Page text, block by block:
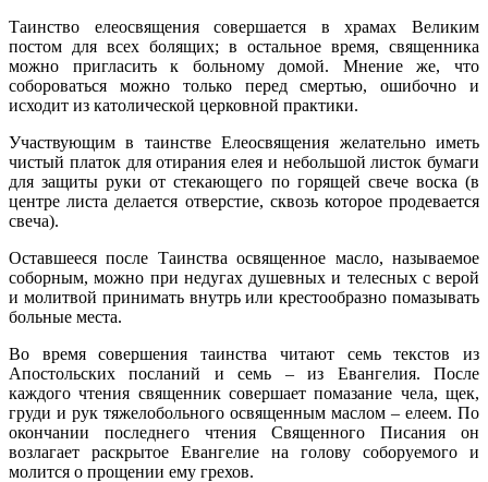
Таинство елеосвящения совершается в храмах Великим
постом для всех болящих; в остальное время, священника
можно пригласить к больному домой. Мнение же, что
собороваться можно только перед смертью, ошибочно и
исходит из католической церковной практики.
Участвующим в таинстве Елеосвящения желательно иметь
чистый платок для отирания елея и небольшой листок бумаги
для защиты руки от стекающего по горящей свече воска (в
центре листа делается отверстие, сквозь которое продевается
свеча).
Оставшееся после Таинства освященное масло, называемое
соборным, можно при недугах душевных и телесных с верой
и молитвой принимать внутрь или крестообразно помазывать
больные места.
Во время совершения таинства читают семь текстов из
Апостольских посланий и семь – из Евангелия. После
каждого чтения священник совершает помазание чела, щек,
груди и рук тяжелобольного освященным маслом – елеем. По
окончании последнего чтения Священного Писания он
возлагает раскрытое Евангелие на голову соборуемого и
молится о прощении ему грехов.